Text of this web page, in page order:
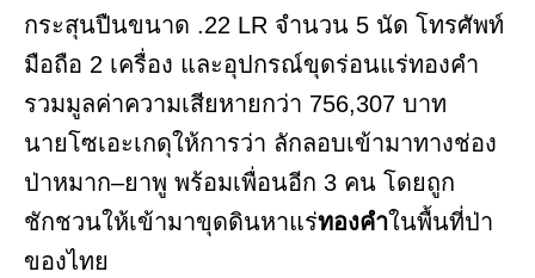
กระสุนปืนขนาด .22 LR จำนวน 5 นัด โทรศัพท์
มือถือ 2 เครื่อง และอุปกรณ์ขุดร่อนแร่ทองคำ
รวมมูลค่าความเสียหายกว่า 756,307 บาท
นายโซเอะเกดุให้การว่า ลักลอบเข้ามาทางช่อง
ป่าหมาก–ยาพู พร้อมเพื่อนอีก 3 คน โดยถูก
ชักชวนให้เข้ามาขุดดินหาแร่ทองคำในพื้นที่ป่า
ของไทย